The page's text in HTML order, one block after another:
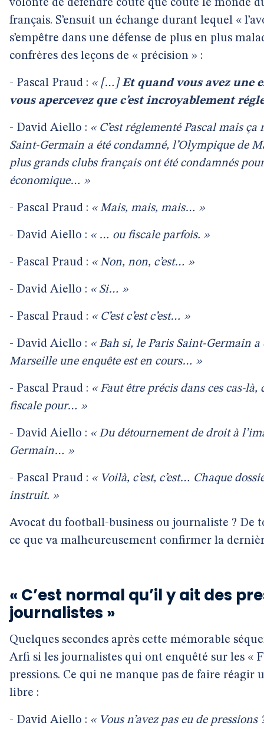
volonté de défendre coûte que coûte le monde
français. S’ensuit un échange durant lequel «
s’empêtre dans une défense de plus en plus
confrères des leçons de « précision » :
- Pascal Praud : « […] Et quand vous avez une
vous apercevez que c’est incroyablement
- David Aiello : « C’est réglementé Pascal mais
Saint-Germain a été condamné, l’Olympique de
plus grands clubs français ont été condamnés
économique… »
- Pascal Praud : « Mais, mais, mais… »
- David Aiello : « … ou fiscale parfois. »
- Pascal Praud : « Non, non, c’est… »
- David Aiello : « Si… »
- Pascal Praud : « C’est c’est c’est… »
- David Aiello : « Bah si, le Paris Saint-Germain
Marseille une enquête est en cours… »
- Pascal Praud : « Faut être précis dans ces cas-là,
fiscale pour… »
- David Aiello : « Du détournement de droit à
Germain… »
- Pascal Praud : « Voilà, c’est, c’est… Chaque
instruit. »
Avocat du football-business ou journaliste ? De
ce que va malheureusement confirmer la
« C’est normal qu’il y ait des
journalistes »
Quelques secondes après cette mémorable
Arfi si les journalistes qui ont enquêté sur les «
pressions. Ce qui ne manque pas de faire réagir
libre :
- David Aiello : « Vous n’avez pas eu de pressions